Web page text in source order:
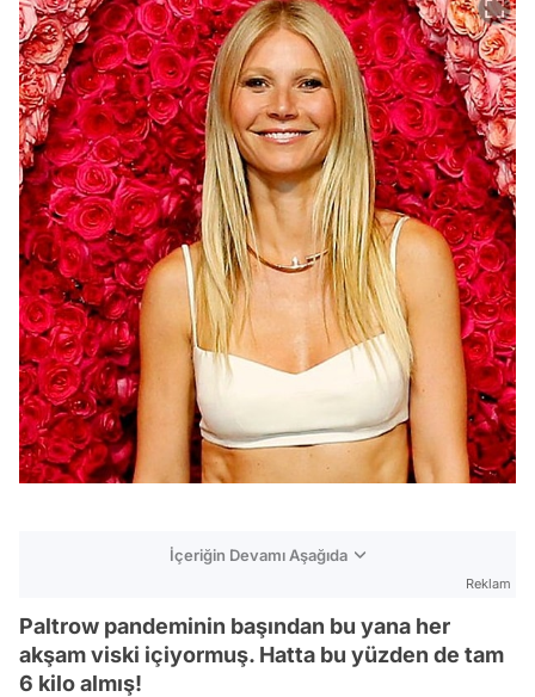
İçeriğin Devamı Aşağıda
Reklam
Paltrow pandeminin başından bu yana her
akşam viski içiyormuş. Hatta bu yüzden de tam
6 kilo almış!